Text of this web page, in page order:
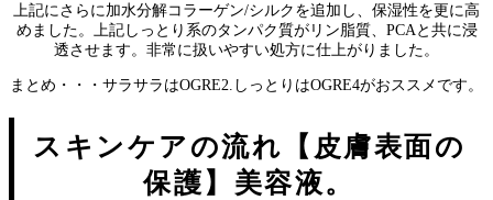
上記にさらに加水分解コラーゲン/シルクを追加し、保湿性を更に高
めました。上記しっとり系のタンパク質がリン脂質、PCAと共に浸
透させます。非常に扱いやすい処方に仕上がりました。
まとめ・・・サラサラはOGRE2.しっとりはOGRE4がおススメです。
スキンケアの流れ【皮膚表面の
保護】美容液。